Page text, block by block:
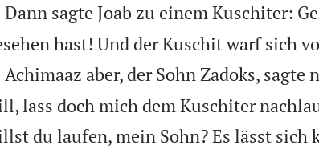
Dann sagte Joab zu einem Kuschiter:
hast! Und der Kuschit warf sich
Achimaaz aber, der Sohn Zadoks, sagte
lass doch mich dem Kuschiter
du laufen, mein Sohn? Es lässt sich